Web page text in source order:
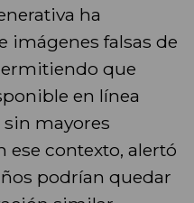
ha
imágenes falsas de
que
en línea
mayores
ese contexto, alertó
podrían quedar